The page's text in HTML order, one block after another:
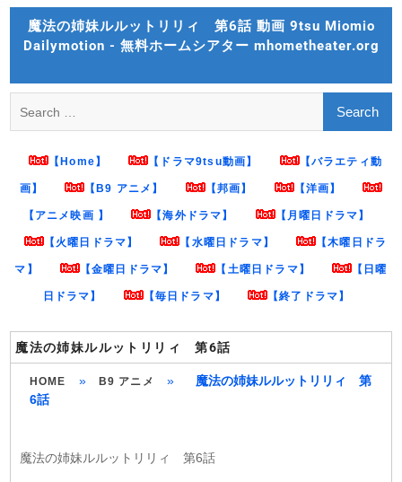
Skip
content
魔法の姉妹ルルットリリィ 第6話 動画 9tsu Miomio
Dailymotion - 無料ホームシアター mhometheater.org
for:
【Home】 【ドラマ9tsu動画】 【バラエティ動
画】 【B9 アニメ】 【邦画】 【洋画】
【アニメ映画 】 【海外ドラマ】 【月曜日ドラマ】
【火曜日ドラマ】 【水曜日ドラマ】 【木曜日ドラ
マ】 【金曜日ドラマ】 【土曜日ドラマ】 【日曜
日ドラマ】 【毎日ドラマ】 【終了ドラマ】
魔法の姉妹ルルットリリィ 第6話
HOME » B9 アニメ »
魔法の姉妹ルルットリリィ 第
6話
魔法の姉妹ルルットリリィ 第6話